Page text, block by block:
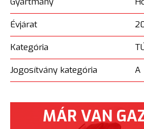
Évjárat
Kategória
Jogosítvány kategória
A
MÁR VAN